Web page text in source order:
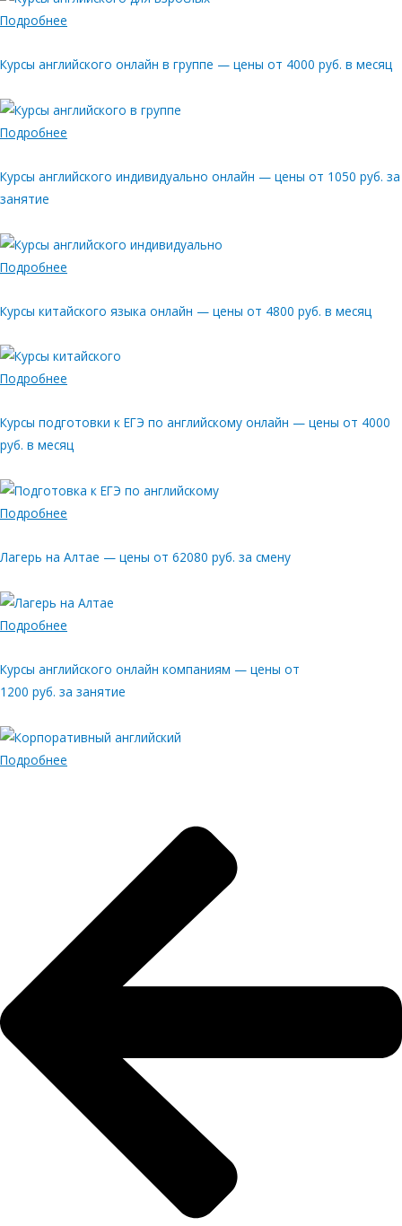
Подробнее
Курсы английского онлайн в группе — цены от 4000 руб. в месяц
Подробнее
Курсы английского индивидуально онлайн — цены от 1050 руб. за
занятие
Подробнее
Курсы китайского языка онлайн — цены от 4800 руб. в месяц
Подробнее
Курсы подготовки к ЕГЭ по английскому онлайн — цены от 4000
руб. в месяц
Подробнее
Лагерь на Алтае — цены от 62080 руб. за смену
Подробнее
Курсы английского онлайн компаниям — цены от
1200 руб. за занятие
Подробнее